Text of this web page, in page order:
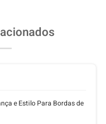
e Estilo Para Bordas de